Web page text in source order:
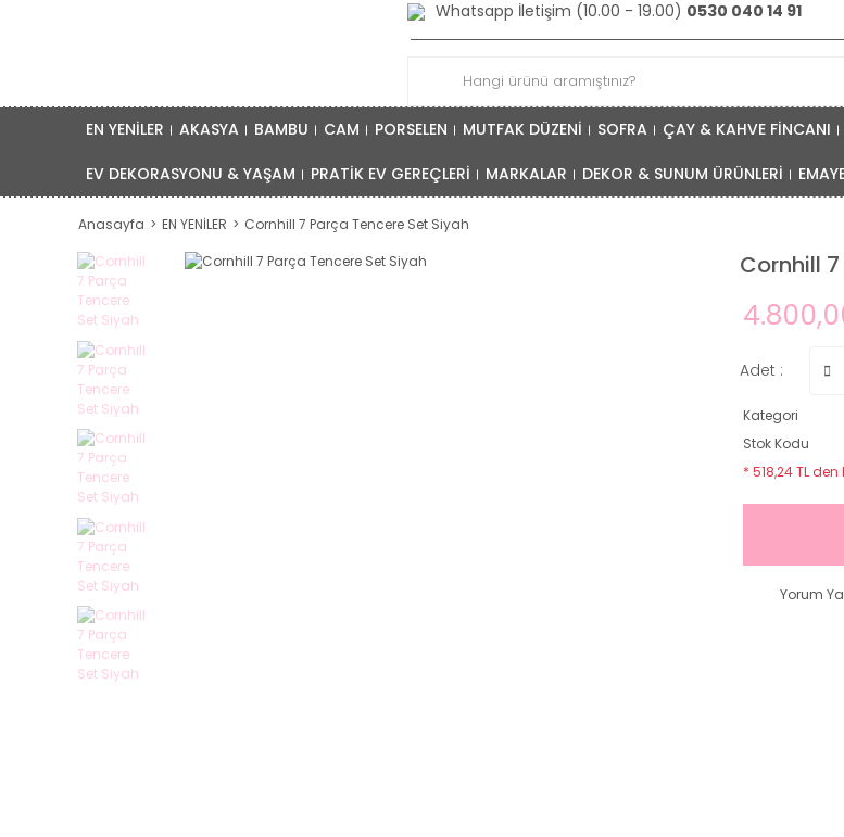
Whatsapp İletişim (10.00 - 19.00) 0530 040 14 91
EN YENİLER AKASYA BAMBU CAM PORSELEN MUTFAK DÜZENİ SOFRA ÇAY & KAHVE FİNCANI
EV DEKORASYONU & YAŞAM PRATİK EV GEREÇLERİ MARKALAR DEKOR & SUNUM ÜRÜNLERİ
Anasayfa EN YENİLER Cornhill 7 Parça Tencere Set Siyah
Cornhill
Adet :
Kategori
Stok Kodu
* 518,24 TL
Yorum